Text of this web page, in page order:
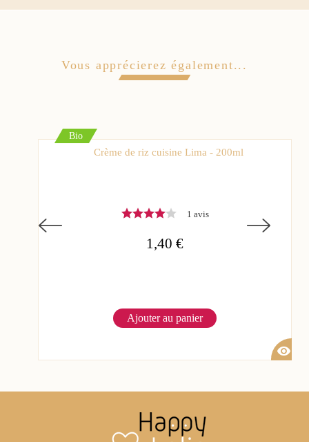
Vous apprécierez également...
Bio
Crème de riz cuisine Lima - 200ml
1 avis
1,40 €
Ajouter au panier
visibility